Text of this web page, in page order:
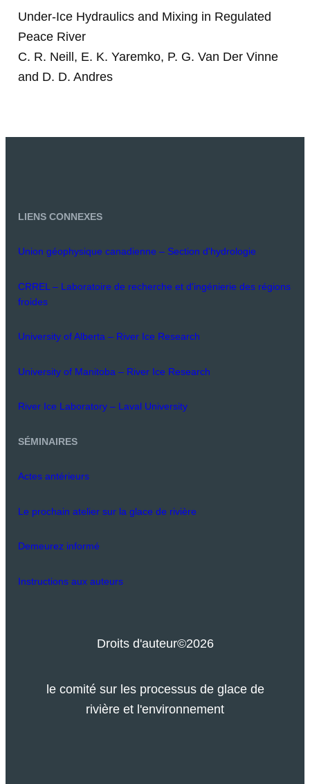
Under-Ice Hydraulics and Mixing in Regulated
Peace River
C. R. Neill, E. K. Yaremko, P. G. Van Der Vinne
and D. D. Andres
LIENS CONNEXES
Union géophysique canadienne – Section d'hydrologie
CRREL – Laboratoire de recherche et d'ingénierie des régions
froides
University of Alberta – River Ice Research
University of Manitoba – River Ice Research
River Ice Laboratory – Laval University
SÉMINAIRES
Actes antérieurs
Le prochain atelier sur la glace de rivière
Demeurez informé
Instructions aux auteurs
Droits d'auteur©2026
le comité sur les processus de glace de
rivière et l'environnement